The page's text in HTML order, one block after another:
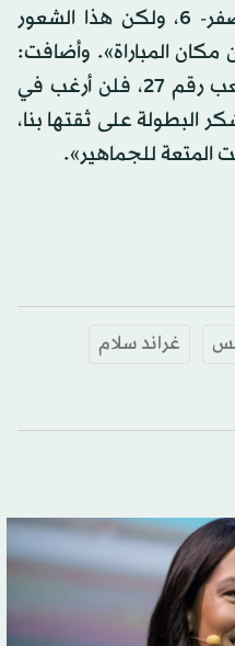
الخسارة بنتيجة صفر- 6، وصفر- 6، ولكن هذا الشعور
المباراة». وأضافت:
«حتى لو كنت ألعب في الملعب رقم 27، فلن أرغب في
البطولة على ثقتها بنا،
المتعة للجماهير».
غراند سلام